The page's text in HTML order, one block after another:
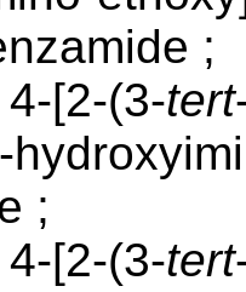
;
[2-(3-tert
;
[2-(3-tert